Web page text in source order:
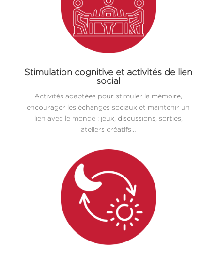
Stimulation cognitive et activités de lien
social
Activités adaptées pour stimuler la mémoire,
encourager les échanges sociaux et maintenir un
lien avec le monde : jeux, discussions, sorties,
ateliers créatifs…